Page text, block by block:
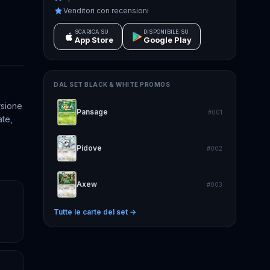
Venditori con recensioni
SCARICA SU
App Store
DISPONIBILE SU
Google Play
DAL SET BLACK & WHITE PROMOS
Pansage #001
Pidove #002
Axew #003
Tutte le carte del set →